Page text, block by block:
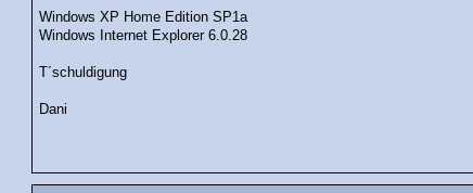
Windows XP Home Edition SP1a
Windows Internet Explorer 6.0.28
T´schuldigung
Dani